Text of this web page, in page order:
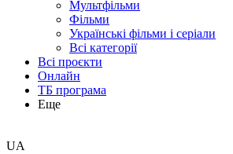
Мультфільми
Фільми
Українські фільми і серіали
Всі категорії
Всі проєкти
Онлайн
ТБ програма
Еще
UA